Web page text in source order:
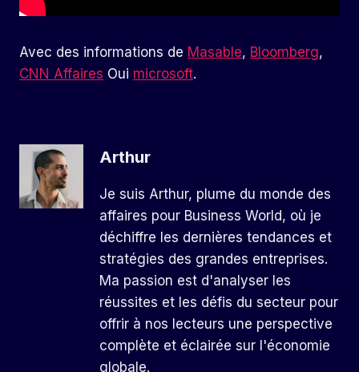
Avec des informations de Masable, Bloomberg,
CNN Affaires Oui microsoft.
Arthur
Je suis Arthur, plume du monde des
affaires pour Business World, où je
déchiffre les dernières tendances et
stratégies des grandes entreprises.
Ma passion est d'analyser les
réussites et les défis du secteur pour
offrir à nos lecteurs une perspective
complète et éclairée sur l'économie
globale.